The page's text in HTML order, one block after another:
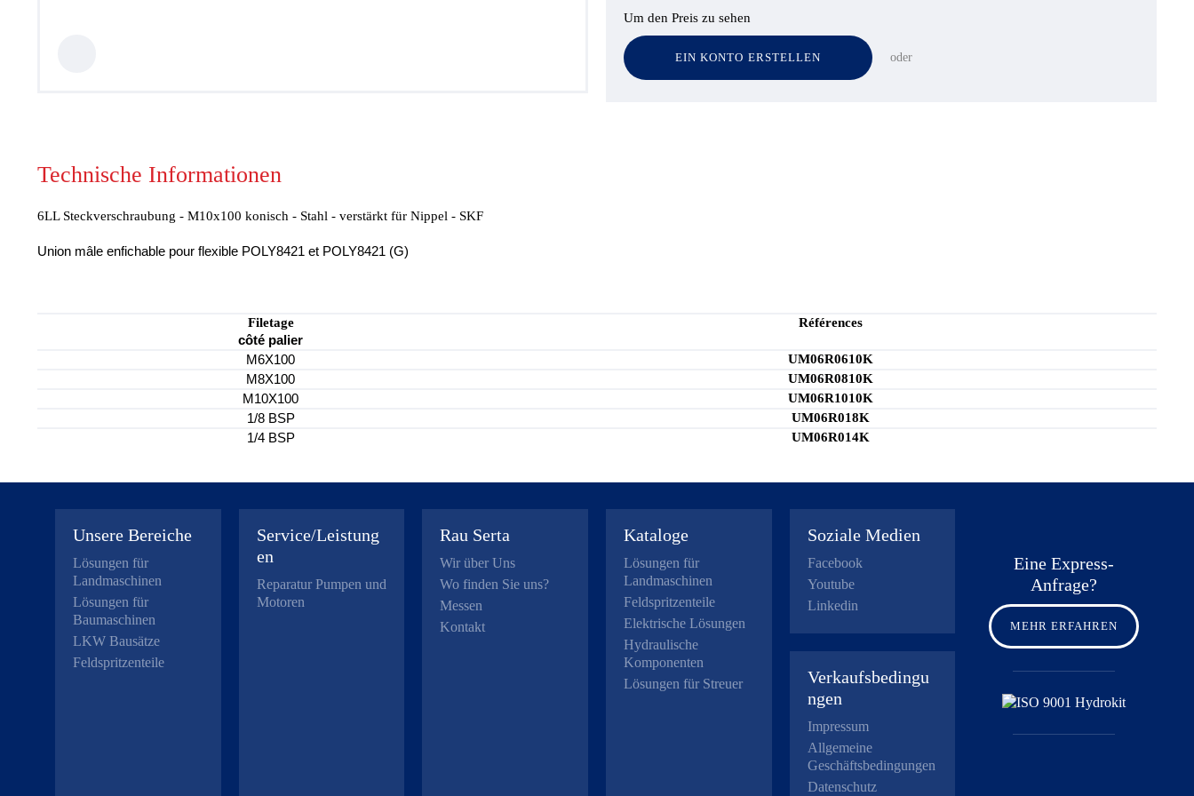
Hydroclips Koffer
Schläuche und Armaturen
Kupplung
Ausrüstungen für
Um den Preis zu sehen
EIN KONTO ERSTELLEN oder
Technische Informationen
6LL Steckverschraubung - M10x100 konisch - Stahl - verstärkt für Nippel - SKF
Union mâle enfichable pour flexible POLY8421 et POLY8421 (G)
Filetage
côté palier
Références
M6X100 UM06R0610K
M8X100 UM06R0810K
M10X100 UM06R1010K
1/8 BSP UM06R018K
1/4 BSP UM06R014K
Unsere Bereiche
Lösungen für
Landmaschinen
Lösungen für
Baumaschinen
LKW Bausätze
Feldspritzenteile
Service/Leistung
en
Reparatur Pumpen und
Motoren
Rau Serta
Wir über Uns
Wo finden Sie uns?
Messen
Kontakt
Kataloge
Lösungen für
Landmaschinen
Feldspritzenteile
Elektrische Lösungen
Hydraulische
Komponenten
Lösungen für Streuer
Soziale Medien
Facebook
Youtube
Linkedin
Verkaufsbedingu
ngen
Impressum
Allgemeine
Geschäftsbedingungen
Datenschutz
Eine Express-
Anfrage?
MEHR ERFAHREN